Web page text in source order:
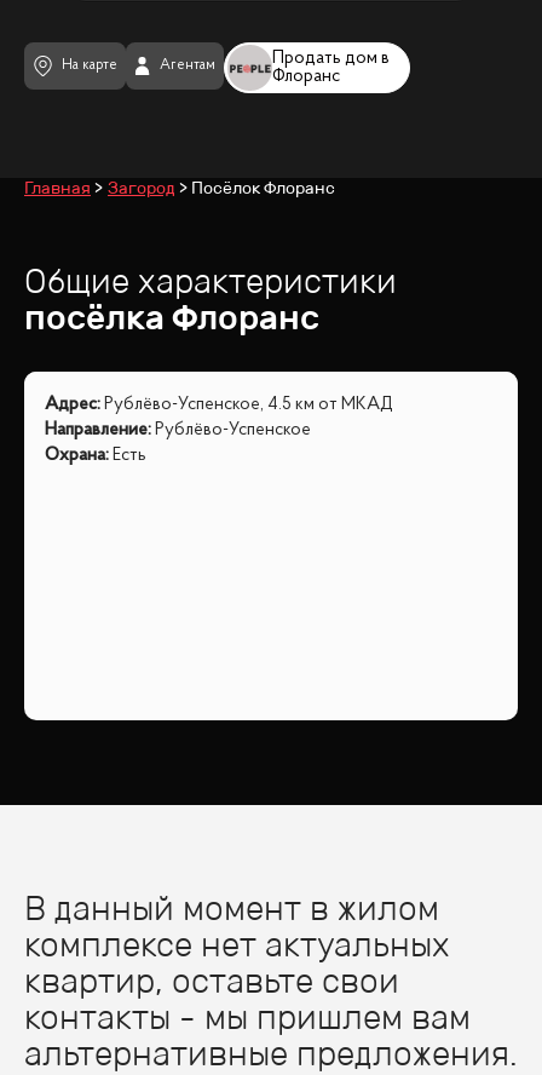
Продать дом в
Флоранс
На карте Агентам
Главная Загород Посёлок Флоранс
Общие характеристики
посёлка Флоранс
Адрес: Рублёво-Успенское, 4.5 км от МКАД
Направление: Рублёво-Успенское
Охрана: Есть
В данный момент в жилом
комплексе нет актуальных
квартир, оставьте свои
контакты - мы пришлем вам
альтернативные предложения.